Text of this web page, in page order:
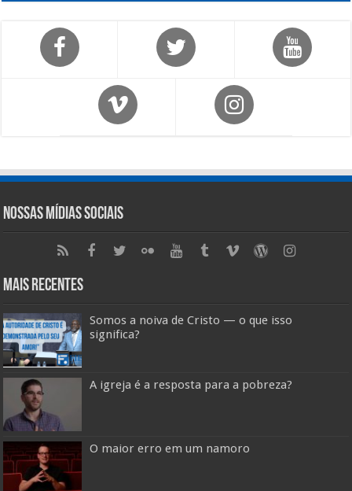
Nossas Mídias Sociais
Mais Recentes
Somos a noiva de Cristo — o que isso
significa?
A igreja é a resposta para a pobreza?
O maior erro em um namoro